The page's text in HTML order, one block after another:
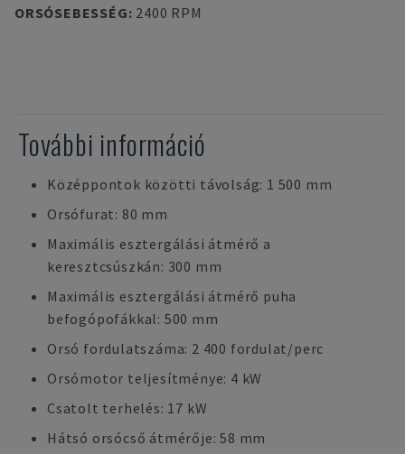
ORSÓSEBESSÉG: 2400 RPM
További információ
Középpontok közötti távolság: 1 500 mm
Orsófurat: 80 mm
Maximális esztergálási átmérő a
keresztcsúszkán: 300 mm
Maximális esztergálási átmérő puha
befogópofákkal: 500 mm
Orsó fordulatszáma: 2 400 fordulat/perc
Orsómotor teljesítménye: 4 kW
Csatolt terhelés: 17 kW
Hátsó orsócső átmérője: 58 mm